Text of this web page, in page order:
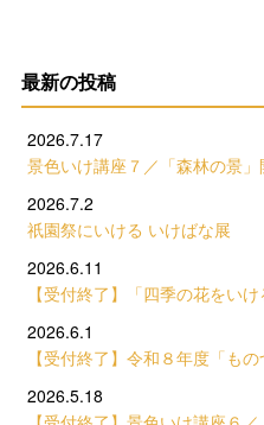
最新の投稿
2026.7.17
景色いけ講座７／「森林の景
2026.7.2
祇園祭にいける いけばな展
2026.6.11
【受付終了】「四季の花をい
2026.6.1
【受付終了】令和８年度「も
2026.5.18